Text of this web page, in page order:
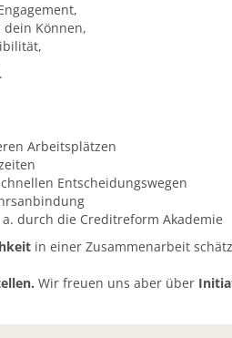
Können,
Arbeitsplätzen
Entscheidungswegen
durch die Creditreform Akademie
in einer Zusammen­arbeit
Wir freuen uns aber über